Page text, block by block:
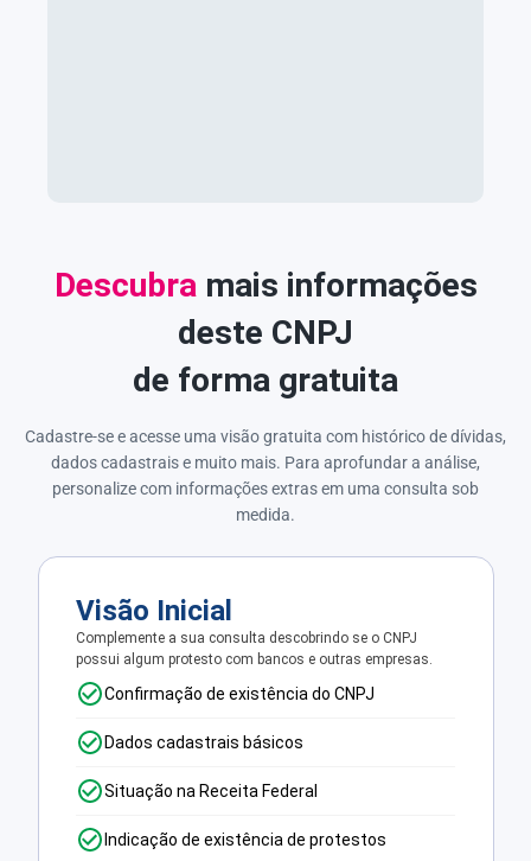
Descubra mais informações
deste CNPJ
de forma gratuita
Cadastre-se e acesse uma visão gratuita com histórico de dívidas,
dados cadastrais e muito mais. Para aprofundar a análise,
personalize com informações extras em uma consulta sob
medida.
Visão Inicial
Complemente a sua consulta descobrindo se o CNPJ
possui algum protesto com bancos e outras empresas.
Confirmação de existência do CNPJ
Dados cadastrais básicos
Situação na Receita Federal
Indicação de existência de protestos